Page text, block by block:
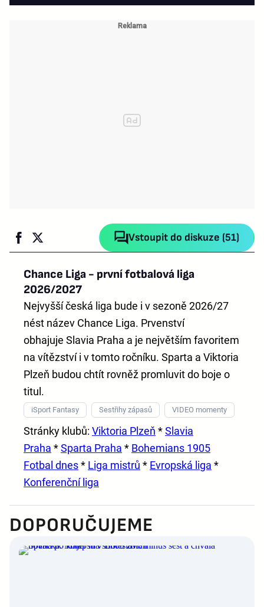
Vstoupit do diskuze (51)
Chance Liga - první fotbalová liga
2026/2027
Nejvyšší česká liga bude i v sezoně 2026/27
nést název Chance Liga. Prvenství
obhajuje Slavia Praha a je největším favoritem
na vítězství i v tomto ročníku. Sparta a Viktoria
Plzeň budou chtít rovněž promluvit do boje o
titul.
iSport Fantasy Sestřihy zápasů VIDEO momenty
Stránky klubů: Viktoria Plzeň *Slavia
Praha *Sparta Praha * Bohemians 1905
Fotbal dnes* Liga mistrů * Evropská liga *
Konferenční liga
DOPORUČUJEME